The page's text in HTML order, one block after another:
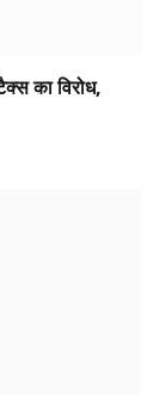
का विरोध,